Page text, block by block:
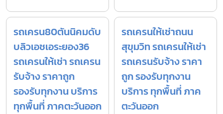
รถเครน80ตันนิคมดับ
บลิวเอชเอระยอง36
รถเครนให้เช่า รถเครน
รับจ้าง ราคาถูก
รองรับทุกงาน บริการ
ทุกพื้นที่ ภาคตะวันออก
รถเครนให้เช่าถนน
สุขุมวิท รถเครนให้เช่า
รถเครนรับจ้าง ราคา
ถูก รองรับทุกงาน
บริการ ทุกพื้นที่ ภาค
ตะวันออก